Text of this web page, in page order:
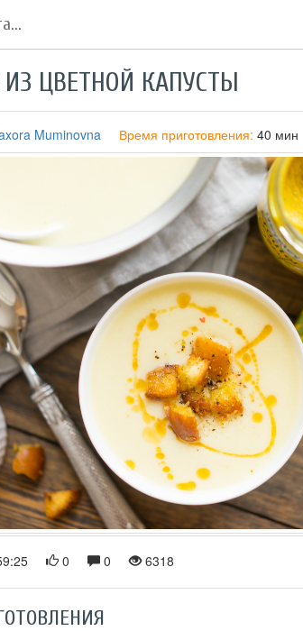
ЦВЕТНОЙ КАПУСТЫ
Muminovna Время приготовления: 40 мин
0 0 6318